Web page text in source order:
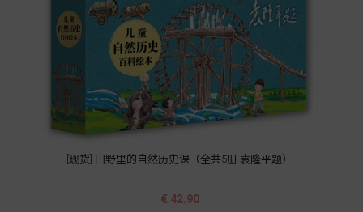
[现货] 田野里的自然历史课（全共5册 袁隆平题）
价
€ 42.90